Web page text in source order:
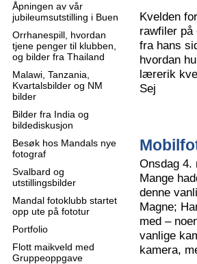
Åpningen av vår
jubileumsutstilling i Buen
Orrhanespill, hvordan
tjene penger til klubben,
og bilder fra Thailand
Malawi, Tanzania,
Kvartalsbilder og NM
bilder
Bilder fra India og
bildediskusjon
Besøk hos Mandals nye
fotograf
Svalbard og
utstillingsbilder
Mandal fotoklubb startet
opp ute på fototur
Portfolio
Flott maikveld med
Gruppeoppgave
Kvelden
rawfiler
fra hans
hvordan
lærerik
Sej
Onsdag 4.
Mange
denne
Magne;
med –
vanlige
kamera,